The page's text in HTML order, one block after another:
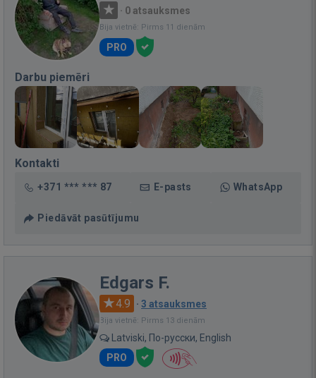
· 0 atsauksmes
Bija vietnē: Pirms 11 dienām
PRO
Darbu piemēri
Kontakti
+371 *** *** 87 E-pasts WhatsApp
Piedāvāt pasūtījumu
Edgars F.
4.9 · 3 atsauksmes
Bija vietnē: Pirms 13 dienām
Latviski, По-русски, English
PRO